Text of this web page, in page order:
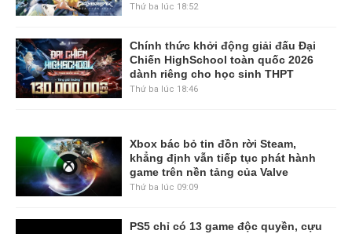
Thứ ba lúc 18:52
Chính thức khởi động giải đấu Đại
Chiến HighSchool toàn quốc 2026
dành riêng cho học sinh THPT
Thứ ba lúc 18:46
Xbox bác bỏ tin đồn rời Steam,
khẳng định vẫn tiếp tục phát hành
game trên nền tảng của Valve
Thứ ba lúc 09:09
PS5 chỉ có 13 game độc quyền, cựu